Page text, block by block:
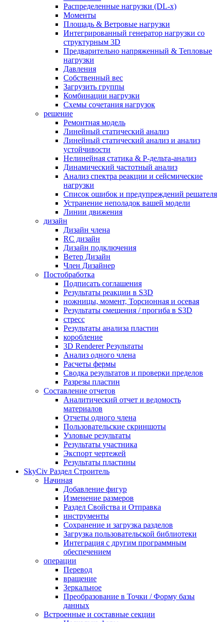
Распределенные нагрузки (DL-х)
Моменты
Площадь & Ветровые нагрузки
Интегрированный генератор нагрузки со
структурным 3D
Предварительно напряженный & Тепловые
нагрузки
Давления
Собственный вес
Загрузить группы
Комбинации нагрузки
Схемы сочетания нагрузок
решение
Ремонтная модель
Линейный статический анализ
Линейный статический анализ и анализ
устойчивости
Нелинейная статика & P-дельта-анализ
Динамический частотный анализ
Анализ спектра реакции и сейсмические
нагрузки
Список ошибок и предупреждений решателя
Устранение неполадок вашей модели
Линии движения
дизайн
Дизайн члена
RC дизайн
Дизайн подключения
Ветер Дизайн
Член Дизайнер
Постобработка
Подписать соглашения
Результаты реакции в S3D
ножницы, момент, Торсионная и осевая
Результаты смещения / прогиба в S3D
стресс
Результаты анализа пластин
коробление
3D Renderer Результаты
Анализ одного члена
Расчеты фермы
Сводка результатов и проверки пределов
Разрезы пластин
Составление отчетов
Аналитический отчет и ведомость
материалов
Отчеты одного члена
Пользовательские скриншоты
Узловые результаты
Результаты участника
Экспорт чертежей
Результаты пластины
SkyCiv Раздел Строитель
Начиная
Добавление фигур
Изменение размеров
Раздел Свойства и Отправка
инструменты
Сохранение и загрузка разделов
Загрузка пользовательской библиотеки
Интеграция с другим программным
обеспечением
операции
Перевод
вращение
Зеркальное
Преобразование в Точки / Форму базы
данных
Встроенные и составные секции